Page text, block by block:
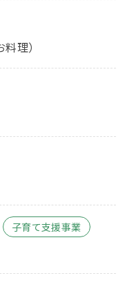
理）
子育て支援事業